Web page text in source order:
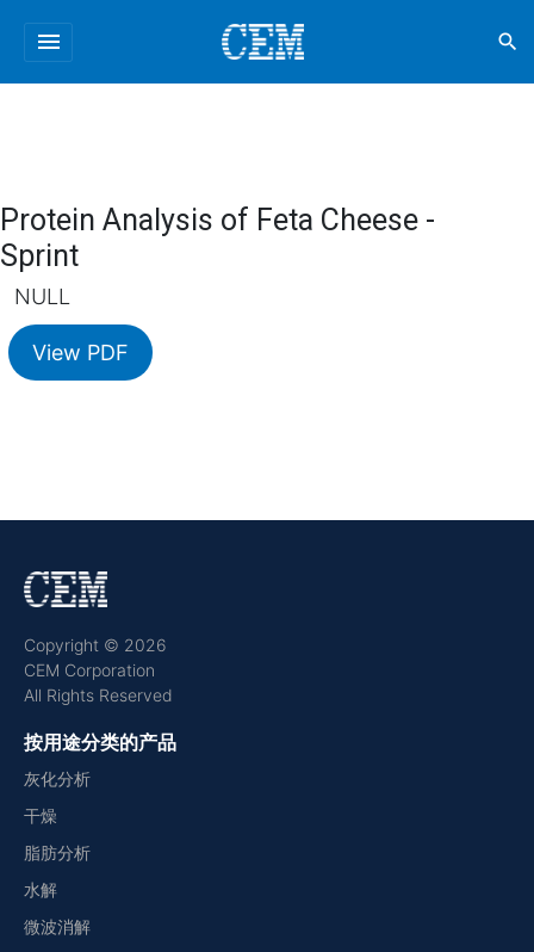
menu search
Protein Analysis of Feta Cheese -
Sprint
NULL
View PDF
Copyright © 2026
CEM Corporation
All Rights Reserved
按用途分类的产品
灰化分析
干燥
脂肪分析
水解
微波消解